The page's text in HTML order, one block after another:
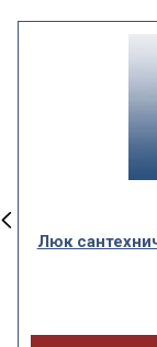
Люк